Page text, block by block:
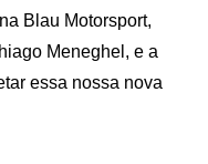
Blau Motorsport,
Meneghel, e a
essa nossa nova